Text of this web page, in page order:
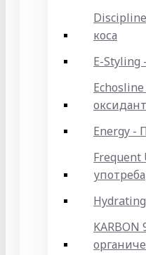
коса
E-Styling
оксидант
Energy -
Frequent
употреба
Hydrating
KARBON